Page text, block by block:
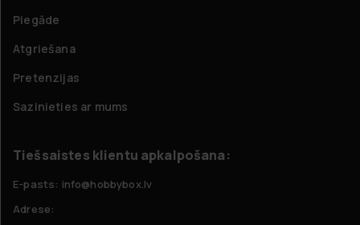
Piegāde
Atgriešana
Pretenzijas
Sazinieties ar mums
Tiešsaistes klientu apkalpošana:
E-pasts: info@hobbybox.lv
Adrese: